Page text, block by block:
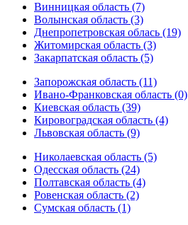
Винницкая область (7)
Волынская область (3)
Днепропетровская облась (19)
Житомирская область (3)
Закарпатская область (5)
Запорожская область (11)
Ивано-Франковская область (0)
Киевская область (39)
Кировоградская область (4)
Львовская область (9)
Николаевская область (5)
Одесская область (24)
Полтавская область (4)
Ровенская область (2)
Сумская область (1)